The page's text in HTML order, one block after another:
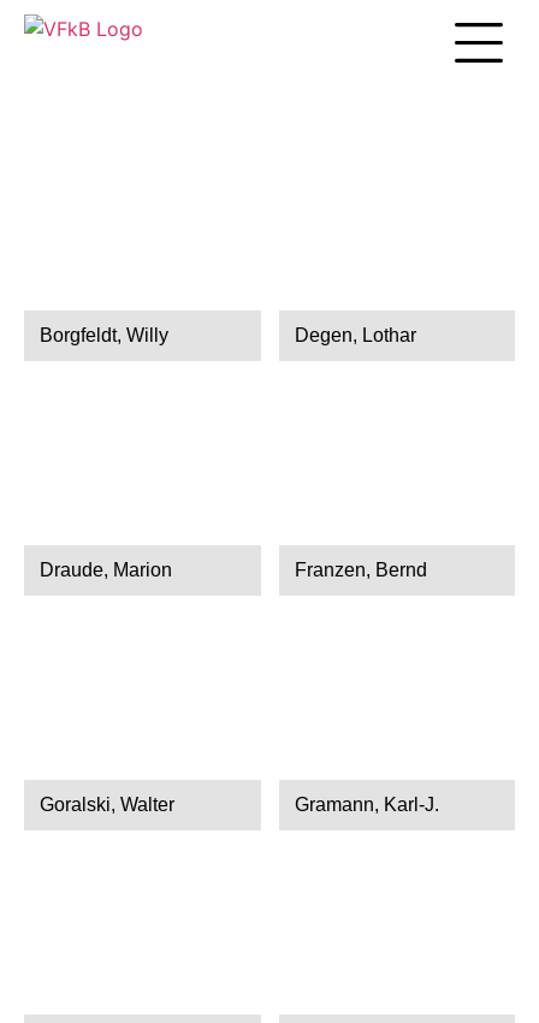
Borgfeldt, Willy Degen, Lothar
Draude, Marion Franzen, Bernd
Goralski, Walter Gramann, Karl-J.